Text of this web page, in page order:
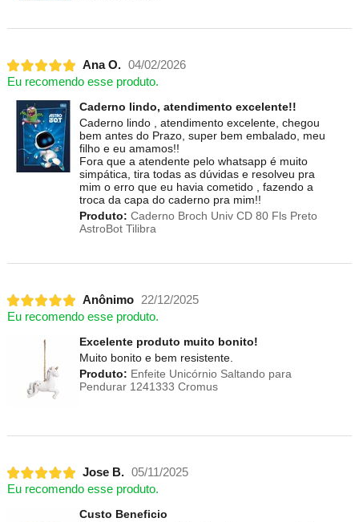
Ana O. 04/02/2026
Eu recomendo esse produto.
Caderno lindo, atendimento excelente!!
Caderno lindo , atendimento excelente, chegou
bem antes do Prazo, super bem embalado, meu
filho e eu amamos!!
Fora que a atendente pelo whatsapp é muito
simpática, tira todas as dúvidas e resolveu pra
mim o erro que eu havia cometido , fazendo a
troca da capa do caderno pra mim!!
Produto: Caderno Broch Univ CD 80 Fls Preto
AstroBot Tilibra
Anônimo
22/12/2025
Eu recomendo esse produto.
Excelente produto muito bonito!
Muito bonito e bem resistente.
Produto: Enfeite Unicórnio Saltando para
Pendurar 1241333 Cromus
Jose B. 05/11/2025
Eu recomendo esse produto.
Custo Beneficio